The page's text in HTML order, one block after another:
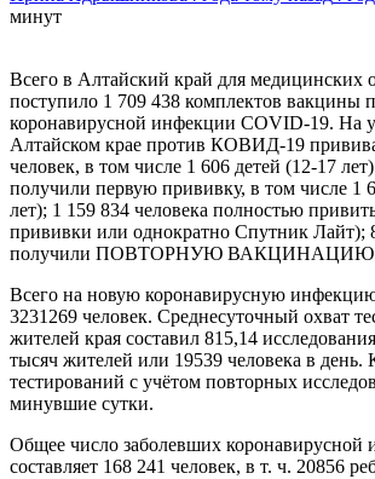
минут
Всего в Алтайский край для медицинских
поступило 1 709 438 комплектов вакцины
коронавирусной инфекции COVID-19. На
Алтайском крае против КОВИД-19
человек, в том числе 1 606 детей (12-17
получили первую прививку, в том числе 1
лет); 1 159 834 человека полностью
прививки или однократно Спутник Лайт);
получили ПОВТОРНУЮ
Всего на новую коронавирусную
3231269 человек. Среднесуточный охват
жителей края составил 815,14
тысяч жителей или 19539 человека в день.
тестирований с учётом повторных
минувшие сутки.
Общее число заболевших коронавирусной
составляет 168 241 человек, в т. ч. 20856